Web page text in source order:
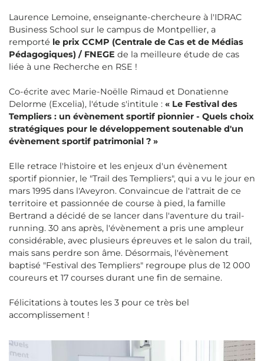
Laurence Lemoine, enseignante-chercheure à l'IDRAC
Business School sur le campus de Montpellier, a
remporté le prix CCMP (Centrale de Cas et de Médias
Pédagogiques) / FNEGE de la meilleure étude de cas
liée à une Recherche en RSE !
Co-écrite avec Marie-Noëlle Rimaud et Donatienne
Delorme (Excelia), l'étude s'intitule : « Le Festival des
Templiers : un évènement sportif pionnier - Quels choix
stratégiques pour le développement soutenable d'un
évènement sportif patrimonial ? »
Elle retrace l'histoire et les enjeux d'un évènement
sportif pionnier, le "Trail des Templiers", qui a vu le jour en
mars 1995 dans l'Aveyron. Convaincue de l'attrait de ce
territoire et passionnée de course à pied, la famille
Bertrand a décidé de se lancer dans l'aventure du trail-
running. 30 ans après, l'évènement a pris une ampleur
considérable, avec plusieurs épreuves et le salon du trail,
mais sans perdre son âme. Désormais, l'évènement
baptisé "Festival des Templiers" regroupe plus de 12 000
coureurs et 17 courses durant une fin de semaine.
Félicitations à toutes les 3 pour ce très bel
accomplissement !